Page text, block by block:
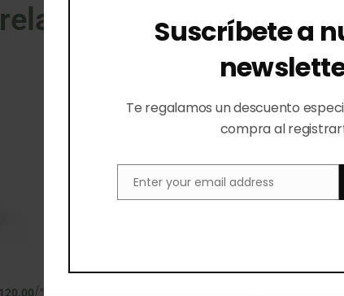
120.00/*
Suscríbete a
Te regalamos un descuento
compra al
EmailEnter your email address